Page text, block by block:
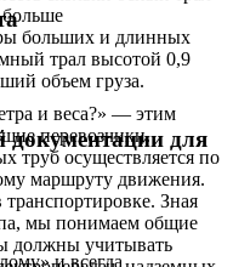
больших и длинных
трал высотой 0,9
объем груза.
и веса?» — этим
перевозчики.
труб осуществляется по
маршруту движения.
Зная
мы понимаем общие
должны учитывать
документации для
и всегда